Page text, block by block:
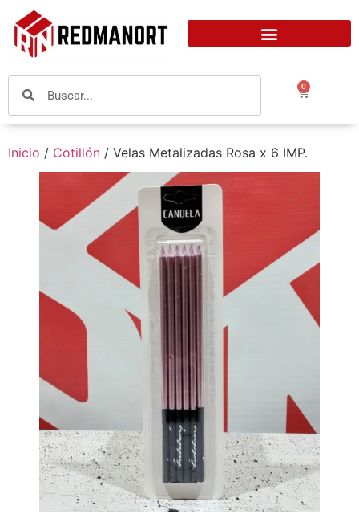
0
Inicio / Cotillón / Velas Metalizadas Rosa x 6 IMP.